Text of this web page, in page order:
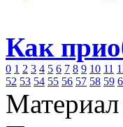
Как
0 1 2 3 4 5 6 7 8 9 10 11
52 53 54 55 56 57 58 59